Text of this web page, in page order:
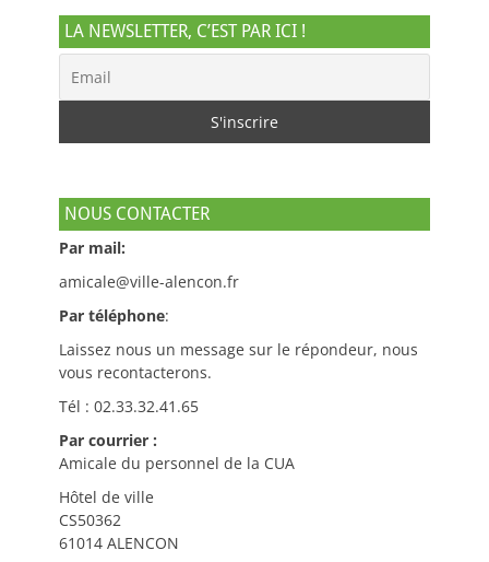
LA NEWSLETTER, C’EST PAR ICI !
NOUS CONTACTER
Par mail:
amicale@ville-alencon.fr
Par téléphone:
Laissez nous un message sur le répondeur, nous
vous recontacterons.
Tél : 02.33.32.41.65
Par courrier :
Amicale du personnel de la CUA
Hôtel de ville
CS50362
61014 ALENCON